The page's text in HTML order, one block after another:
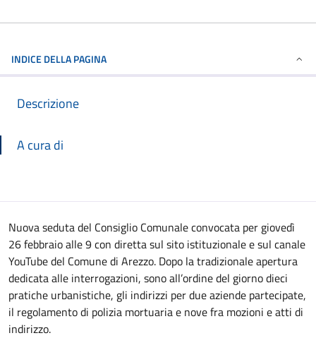
INDICE DELLA PAGINA
Descrizione
A cura di
Descrizione
Nuova seduta del Consiglio Comunale convocata per giovedì
26 febbraio alle 9 con diretta sul sito istituzionale e sul canale
YouTube del Comune di Arezzo. Dopo la tradizionale apertura
dedicata alle interrogazioni, sono all’ordine del giorno dieci
pratiche urbanistiche, gli indirizzi per due aziende partecipate,
il regolamento di polizia mortuaria e nove fra mozioni e atti di
indirizzo.